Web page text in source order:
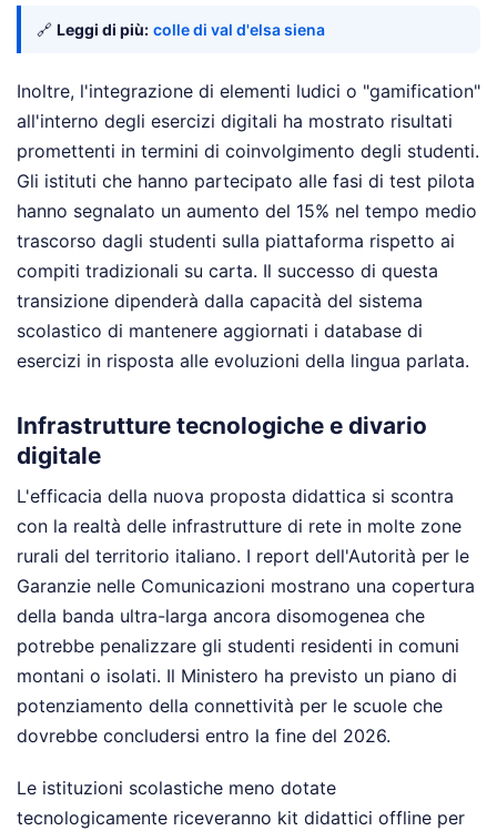
🔗 Leggi di più: colle di val d'elsa siena
Inoltre, l'integrazione di elementi ludici o "gamification"
all'interno degli esercizi digitali ha mostrato risultati
promettenti in termini di coinvolgimento degli studenti.
Gli istituti che hanno partecipato alle fasi di test pilota
hanno segnalato un aumento del 15% nel tempo medio
trascorso dagli studenti sulla piattaforma rispetto ai
compiti tradizionali su carta. Il successo di questa
transizione dipenderà dalla capacità del sistema
scolastico di mantenere aggiornati i database di
esercizi in risposta alle evoluzioni della lingua parlata.
Infrastrutture tecnologiche e divario
digitale
L'efficacia della nuova proposta didattica si scontra
con la realtà delle infrastrutture di rete in molte zone
rurali del territorio italiano. I report dell'Autorità per le
Garanzie nelle Comunicazioni mostrano una copertura
della banda ultra-larga ancora disomogenea che
potrebbe penalizzare gli studenti residenti in comuni
montani o isolati. Il Ministero ha previsto un piano di
potenziamento della connettività per le scuole che
dovrebbe concludersi entro la fine del 2026.
Le istituzioni scolastiche meno dotate
tecnologicamente riceveranno kit didattici offline per